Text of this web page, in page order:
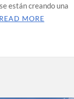
están creando una
READ MORE